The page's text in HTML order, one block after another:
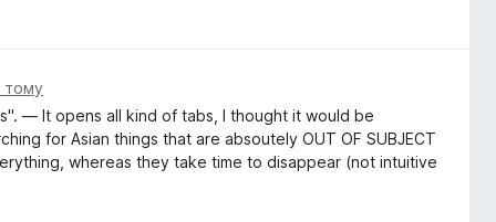
тому
— It opens all kind of tabs, I thought it would be
for Asian things that are absoutely OUT OF SUBJECT
whereas they take time to disappear (not intuitive